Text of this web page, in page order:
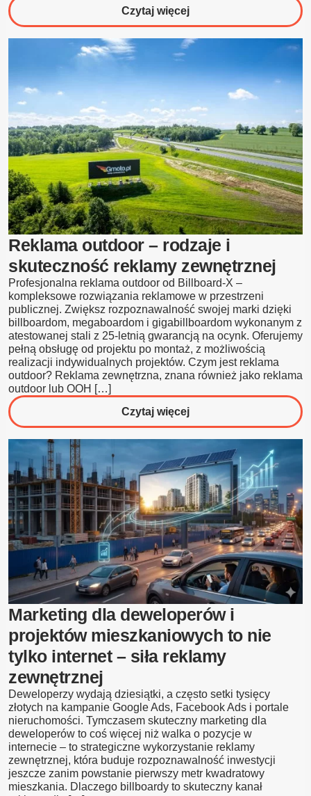
Czytaj więcejo
Reklama
zewnętrzna
–
czym
jest?
Reklama
outdoorowa
w
praktyce
–
przykłady
i
korzyści
Reklama outdoor – rodzaje i
skuteczność reklamy zewnętrznej
Profesjonalna reklama outdoor od Billboard-X –
kompleksowe rozwiązania reklamowe w przestrzeni
publicznej. Zwiększ rozpoznawalność swojej marki dzięki
billboardom, megaboardom i gigabillboardom wykonanym z
atestowanej stali z 25-letnią gwarancją na ocynk. Oferujemy
pełną obsługę od projektu po montaż, z możliwością
realizacji indywidualnych projektów. Czym jest reklama
outdoor? Reklama zewnętrzna, znana również jako reklama
outdoor lub OOH […]
Czytaj więcejo
Reklama
–
rodzaje
i
skuteczność
reklamy
zewnętrznej
Marketing dla deweloperów i
projektów mieszkaniowych to nie
tylko internet – siła reklamy
zewnętrznej
Deweloperzy wydają dziesiątki, a często setki tysięcy
złotych na kampanie Google Ads, Facebook Ads i portale
nieruchomości. Tymczasem skuteczny marketing dla
deweloperów to coś więcej niż walka o pozycje w
internecie – to strategiczne wykorzystanie reklamy
zewnętrznej, która buduje rozpoznawalność inwestycji
jeszcze zanim powstanie pierwszy metr kwadratowy
mieszkania. Dlaczego billboardy to skuteczny kanał